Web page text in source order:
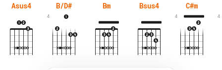
Asus4 B/D#
4
Bm Bsus4 C#m
4 4